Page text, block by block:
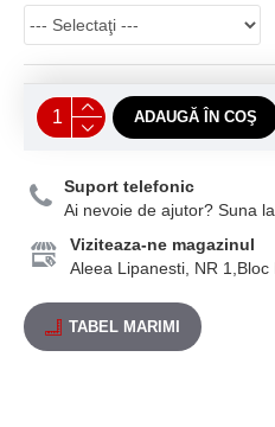
ADAUGĂ ÎN COŞ
Suport telefonic
Ai nevoie de ajutor? Suna
Viziteaza-ne magazinul
Aleea Lipanesti, NR
TABEL MARIMI